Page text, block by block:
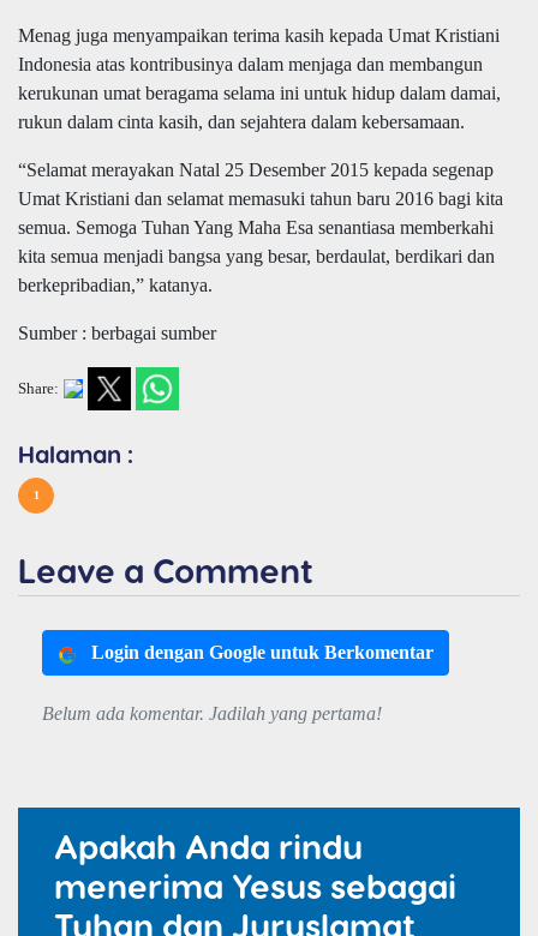
Menag juga menyampaikan terima kasih kepada Umat Kristiani
Indonesia atas kontribusinya dalam menjaga dan membangun
kerukunan umat beragama selama ini untuk hidup dalam damai,
rukun dalam cinta kasih, dan sejahtera dalam kebersamaan.
“Selamat merayakan Natal 25 Desember 2015 kepada segenap
Umat Kristiani dan selamat memasuki tahun baru 2016 bagi kita
semua. Semoga Tuhan Yang Maha Esa senantiasa memberkahi
kita semua menjadi bangsa yang besar, berdaulat, berdikari dan
berkepribadian,” katanya.
Sumber : berbagai sumber
Share:
Halaman :
1
Leave a Comment
Login dengan Google untuk Berkomentar
Belum ada komentar. Jadilah yang pertama!
Apakah Anda rindu
menerima Yesus sebagai
Tuhan dan Juruslamat